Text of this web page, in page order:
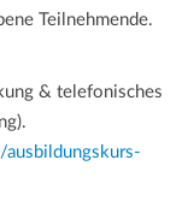
Teilnehmende.
& telefonisches